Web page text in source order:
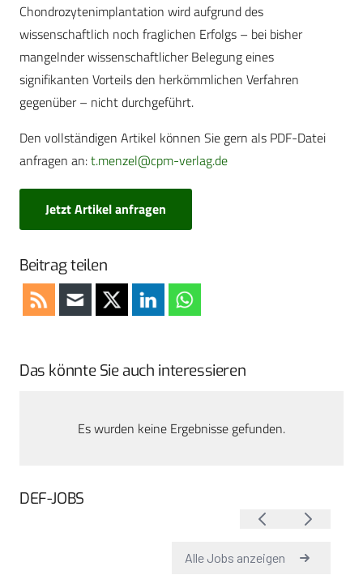
Chondrozytenimplantation wird aufgrund des
wissenschaftlich noch fraglichen Erfolgs – bei bisher
mangelnder wissenschaftlicher Belegung eines
signifikanten Vorteils den herkömmlichen Verfahren
gegenüber – nicht durchgeführt.
Den vollständigen Artikel können Sie gern als PDF-Datei
anfragen an:t.menzel@cpm-verlag.de
Jetzt Artikel anfragen
Beitrag teilen
Das könnte Sie auch interessieren
Es wurden keine Ergebnisse gefunden.
DEF-JOBS